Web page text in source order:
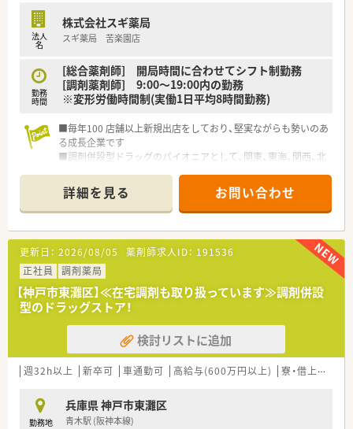
法人
名
株式会社スギ薬局
スギ薬局 苦楽園店
勤務
時間
[総合薬剤師] 開局時間に合わせてシフト制勤務
[調剤薬剤師] 9:00～19:00内の勤務
※変形労働時間制(実働1日平均8時間勤務)
■毎年100 店舗以上新規出店をしており、堅実ながらも勢いのあ
る成長企業です
■調剤併設型ドラッグのパイオニアとして、関東、東海、関西、北
■研修制度は様々なプランがあり、集合研修だけでなく任意で受
講可能な研修も幅広く用意されています
■店舗で活躍する従業員、社外で活躍する従業員、将来経営幹部
となる従業員など、薬剤師として様々な活躍ができるフィールド
を用意されています
■総合薬剤師・調剤薬剤師（土日休み・19時までの勤務）どちらか
の働き方を選択できます
■調剤併設型だけでなく「医療モール・クリニック併設店舗」「敷
地内薬局」「訪問調剤特化型店舗」など様々な店舗を運営してい
ます
■在宅医療にも積極的取り組んでおり「訪問調剤特化型店舗」を
50店舗以上、無菌調剤室は業界最多の51店舗設置しています
■「プラチナくるみん認定企業」「健康経営優良法人2023（大規模
法人部門）認定」等を取得し一人ひとりが働きやすい環境が整備
■充実した研修制度、人事制度、評価制度、キャリア支援制度等
があるのも特徴です
詳細を見る お問い合わせ
更新日： 2026/08/05 薬剤師求人ID： 191536
正社員
調剤薬局
【神戸市東灘区】≪在宅調剤も取り扱っています≫調剤併設
型のドラッグストア！
検討リストに追加
週32h以上 新卒可 車通勤可 高給与(600万円以上) 寮・借上社宅あり
勤務地
兵庫県 神戸市東灘区
青木駅 (阪神本線)